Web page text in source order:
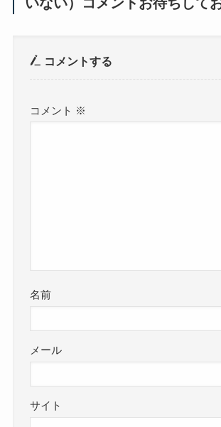
コメントする
コメント ※
名前
メール
サイト